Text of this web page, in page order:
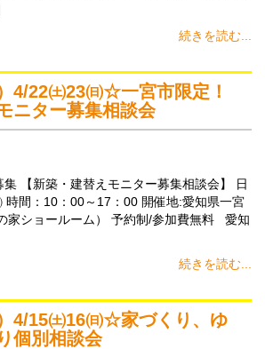
続きを読む...
4/22㈯23㈰☆一宮市限定！
ニター募集相談会
【新築・建替えモニター募集相談会】 日
時間：10：00～17：00 開催地:愛知県一宮
家ショールーム） 予約制/参加費無料 愛知
続きを読む...
4/15㈯16㈰☆家づくり、ゆ
個別相談会